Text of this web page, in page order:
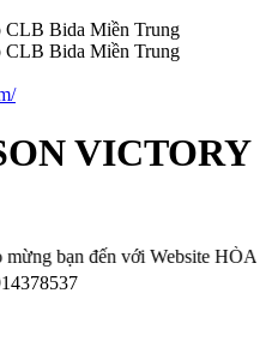
CLB Bida Miền Trung
CLB Bida Miền Trung
VICTORY
bạn đến với Website HÒA